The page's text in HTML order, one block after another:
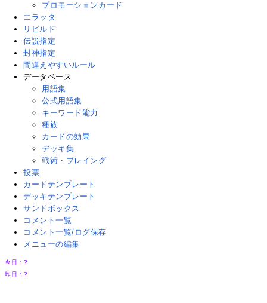
プロモーションカード
エラッタ
リビルド
伝説指定
封神指定
間違えやすいルール
データベース
用語集
公式用語集
キーワード能力
種族
カードの効果
デッキ集
戦術・プレイング
投票
カードテンプレート
デッキテンプレート
サンドボックス
コメント一覧
コメント一覧/ログ保存
メニューの編集
今日： ?
昨日： ?